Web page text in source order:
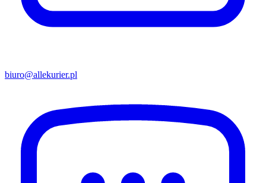
biuro@allekurier.pl